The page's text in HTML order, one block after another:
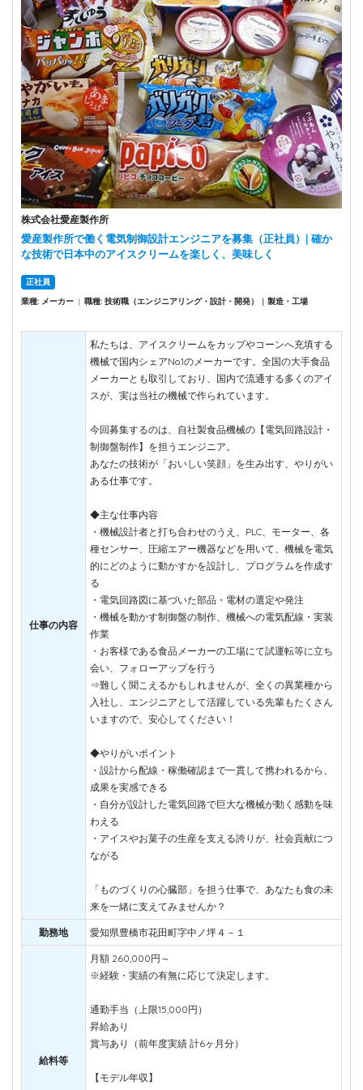
株式会社愛産製作所
愛産製作所で働く電気制御設計エンジニアを募集（正社員）| 確か
な技術で日本中のアイスクリームを楽しく、美味しく
正社員
業種: メーカー | 職種: 技術職（エンジニアリング・設計・開発） | 製造・工場
仕事の内容
私たちは、アイスクリームをカップやコーンへ充填する
機械で国内シェアNo.1のメーカーです。全国の大手食品
メーカーとも取引しており、国内で流通する多くのアイ
スが、実は当社の機械で作られています。
今回募集するのは、自社製食品機械の【電気回路設計・
制御盤制作】を担うエンジニア。
あなたの技術が「おいしい笑顔」を生み出す、やりがい
ある仕事です。
◆主な仕事内容
・機械設計者と打ち合わせのうえ、PLC、モーター、各
種センサー、圧縮エアー機器などを用いて、機械を電気
的にどのように動かすかを設計し、プログラムを作成す
る
・電気回路図に基づいた部品・電材の選定や発注
・機械を動かす制御盤の制作、機械への電気配線・実装
作業
・お客様である食品メーカーの工場にて試運転等に立ち
会い、フォローアップを行う
⇒難しく聞こえるかもしれませんが、全くの異業種から
入社し、エンジニアとして活躍している先輩もたくさん
いますので、安心してください！
◆やりがいポイント
・設計から配線・稼働確認まで一貫して携われるから、
成果を実感できる
・自分が設計した電気回路で巨大な機械が動く感動を味
わえる
・アイスやお菓子の生産を支える誇りが、社会貢献につ
ながる
「ものづくりの心臓部」を担う仕事で、あなたも食の未
来を一緒に支えてみませんか？
勤務地 愛知県豊橋市花田町字中ノ坪４－１
給料等
月額 260,000円～
※経験・実績の有無に応じて決定します。
通勤手当（上限15,000円）
昇給あり
賞与あり（前年度実績 計6ヶ月分）
【モデル年収】